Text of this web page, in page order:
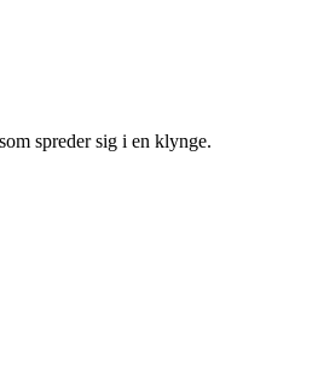
spreder sig i en klynge.